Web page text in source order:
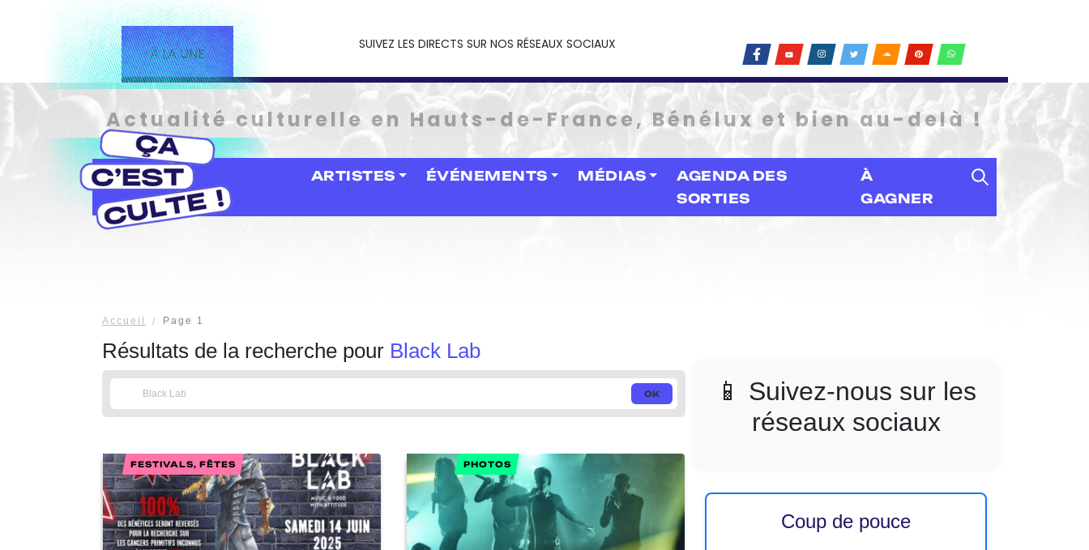
À LA UNE
SUIVEZ LES DIRECTS SUR NOS RÉSEAUX SOCIAUX
Actualité culturelle en Hauts-de-France, Bénélux et bien au-delà !
ARTISTES ÉVÉNEMENTS MÉDIAS
AGENDA DES
SORTIES
À
GAGNER
Accueil Page 1
Résultats de la recherche pour Black Lab
FESTIVALS, FÊTES PHOTOS
📱 Suivez-nous sur les
réseaux sociaux
Coup de pouce